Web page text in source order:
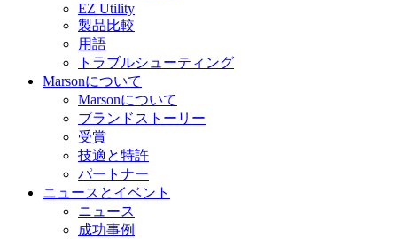
EZ Utility
製品比較
用語
トラブルシューティング
Marsonについて
Marsonについて
ブランドストーリー
受賞
技適と特許
パートナー
ニュースとイベント
ニュース
成功事例